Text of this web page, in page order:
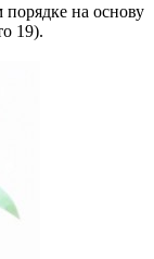
на основу
19).